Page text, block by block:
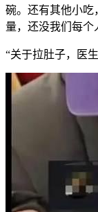
碗。还有其他小吃
量，还没我们每个
“关于拉肚子，医